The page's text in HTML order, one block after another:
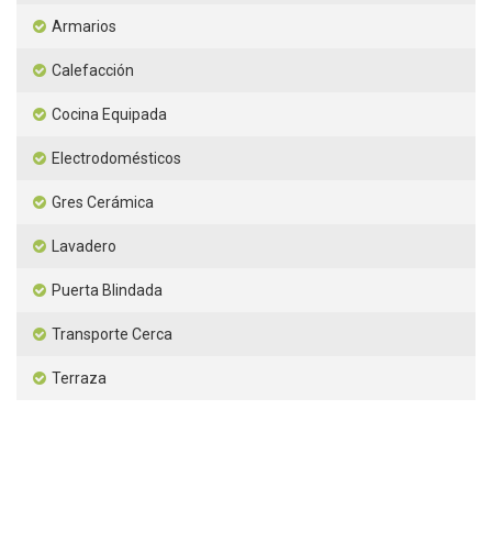
Armarios
Calefacción
Cocina Equipada
Electrodomésticos
Gres Cerámica
Lavadero
Puerta Blindada
Transporte Cerca
Terraza